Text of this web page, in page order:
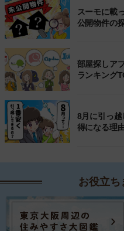
スーモに載
公開物件の
部屋探しア
ランキング
8月に引っ
得になる理
お役立ち